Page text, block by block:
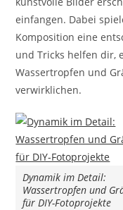
einfangen. Dabei
Komposition eine
und Tricks helfen dir,
Wassertropfen und
verwirklichen.
Dynamik im Detail:
Wassertropfen und
für DIY-Fotoprojekte